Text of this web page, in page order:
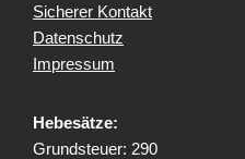
Sicherer Kontakt
Datenschutz
Impressum
Hebesätze:
Grundsteuer: 290